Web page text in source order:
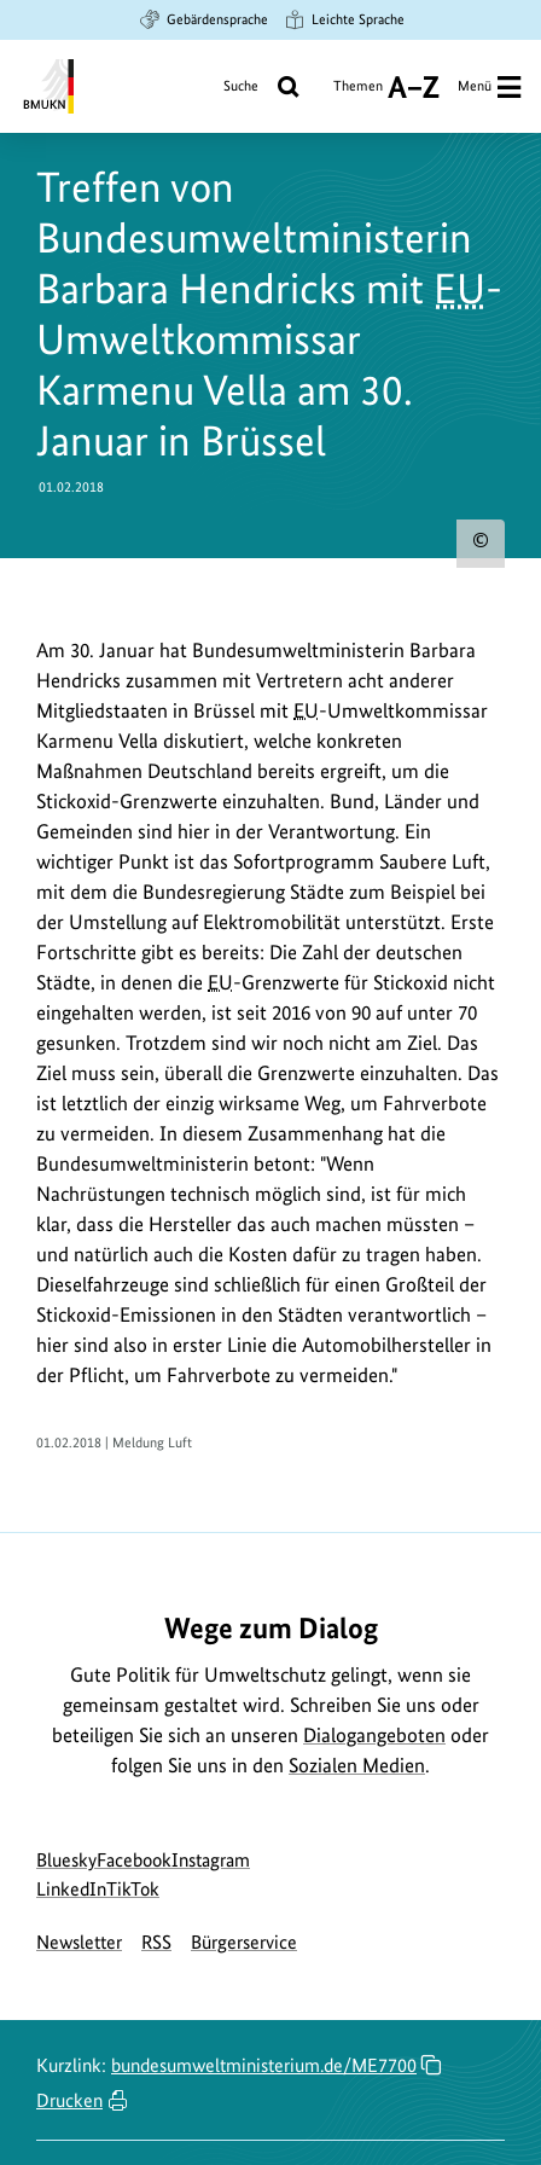
Hauptinhalt
springen
Suche
springen
Hauptnavigation
springen
Gebärdensprache Leichte Sprache
Umwelt,
Naturschutz
und
nukleare
Sicherheit
Suche Themen
A
Z
Menü
Treffen von
Bundesumweltministerin
Barbara Hendricks mit EU-
Umweltkommissar
Karmenu Vella am 30.
Januar in Brüssel
01.02.2018
Erste
Fortschritte
zur
Luftreinhaltung
gibt
es
bereits:
Die
Zahl
der
Städte,
in
denen
die
EU-
Grenzwerte
für
Stickoxid
nicht
eingehalten
werden,
ist
seit
2016
von
Am 30. Januar hat Bundesumweltministerin Barbara
Hendricks zusammen mit Vertretern acht anderer
Mitgliedstaaten in Brüssel mit EU-Umweltkommissar
Karmenu Vella diskutiert, welche konkreten
Maßnahmen Deutschland bereits ergreift, um die
Stickoxid-Grenzwerte einzuhalten. Bund, Länder und
Gemeinden sind hier in der Verantwortung. Ein
wichtiger Punkt ist das Sofortprogramm Saubere Luft,
mit dem die Bundesregierung Städte zum Beispiel bei
der Umstellung auf Elektromobilität unterstützt. Erste
Fortschritte gibt es bereits: Die Zahl der deutschen
Städte, in denen die EU-Grenzwerte für Stickoxid nicht
eingehalten werden, ist seit 2016 von 90 auf unter 70
gesunken. Trotzdem sind wir noch nicht am Ziel. Das
Ziel muss sein, überall die Grenzwerte einzuhalten. Das
ist letztlich der einzig wirksame Weg, um Fahrverbote
zu vermeiden. In diesem Zusammenhang hat die
Bundesumweltministerin betont: "Wenn
Nachrüstungen technisch möglich sind, ist für mich
klar, dass die Hersteller das auch machen müssten –
und natürlich auch die Kosten dafür zu tragen haben.
Dieselfahrzeuge sind schließlich für einen Großteil der
Stickoxid-Emissionen in den Städten verantwortlich –
hier sind also in erster Linie die Automobilhersteller in
der Pflicht, um Fahrverbote zu vermeiden."
01.02.2018 | Meldung Luft
Wege zum Dialog
Gute Politik für Umweltschutz gelingt, wenn sie
gemeinsam gestaltet wird. Schreiben Sie uns oder
beteiligen Sie sich an unseren Dialogangeboten oder
folgen Sie uns in den Sozialen Medien.
Social
Media
Blueskyzur
Bluesky-
des
Facebookzur
des
Instagram
des
LinkedInzur
Seite
zur
Seite
TikTok
Newsletter RSS Bürgerservice
Kurzlink: bundesumweltministerium.de/ME7700
Drucken